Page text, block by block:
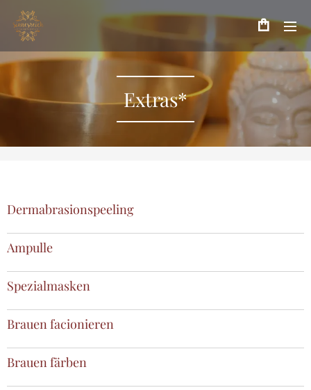
Extras*
Dermabrasionspeeling
Ampulle
Spezialmasken
Brauen facionieren
Brauen färben